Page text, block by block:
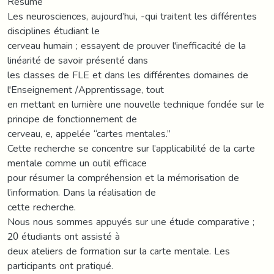
Les neurosciences, aujourd’hui, -qui traitent les différentes
disciplines étudiant le
cerveau humain ; essayent de prouver l'inefficacité de la
linéarité de savoir présenté dans
les classes de FLE et dans les différentes domaines de
l'Enseignement /Apprentissage, tout
en mettant en lumière une nouvelle technique fondée sur le
principe de fonctionnement de
cerveau, e, appelée “cartes mentales.”
Cette recherche se concentre sur l’applicabilité de la carte
mentale comme un outil efficace
pour résumer la compréhension et la mémorisation de
l’information. Dans la réalisation de
cette recherche.
Nous nous sommes appuyés sur une étude comparative ;
20 étudiants ont assisté à
deux ateliers de formation sur la carte mentale. Les
participants ont pratiqué.